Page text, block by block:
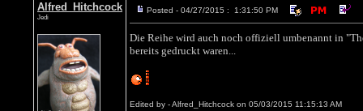
Alfred_Hitchcock
Jedi
Posted - 04/27/2015 : 1:31:50 PM
Die Reihe wird auch noch offiziell umbenannt in
bereits gedruckt waren...
Edited by - Alfred_Hitchcock on 05/03/2015 11:15:13 AM